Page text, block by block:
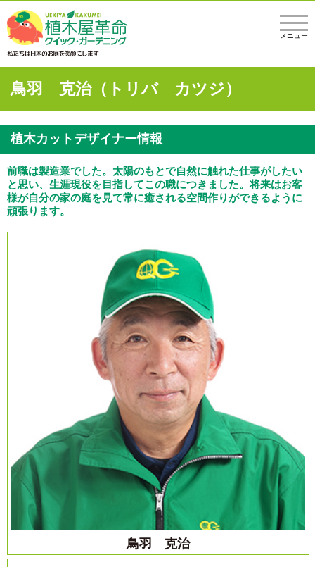
メニュー
鳥羽 克治（トリバ カツジ）
植木カットデザイナー情報
前職は製造業でした。太陽のもとで自然に触れた仕事がしたい
と思い、生涯現役を目指してこの職につきました。将来はお客
様が自分の家の庭を見て常に癒される空間作りができるように
頑張ります。
鳥羽 克治